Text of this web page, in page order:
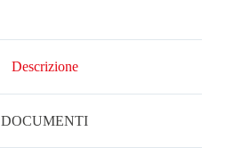
Descrizione
DOCUMENTI